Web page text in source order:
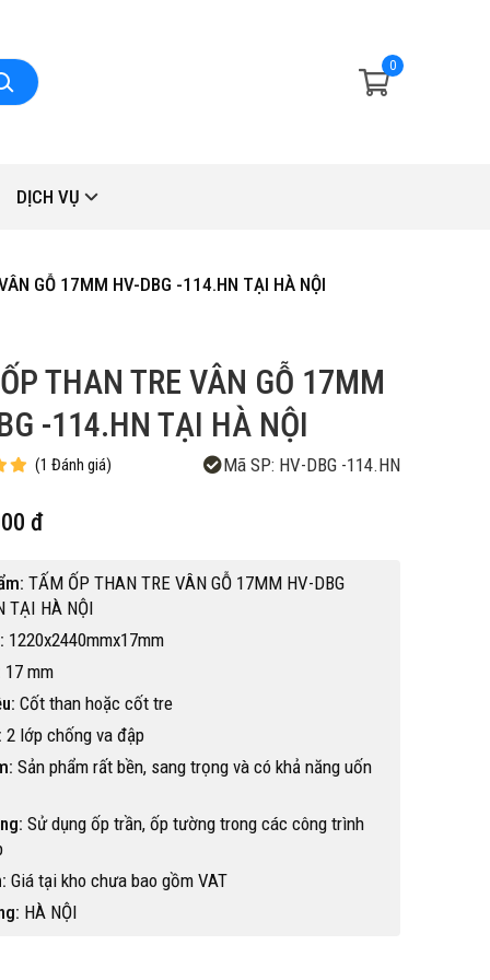
0
DỊCH VỤ
GỖ 17MM HV-DBG -114.HN TẠI HÀ NỘI
THAN TRE VÂN GỖ 17MM
-114.HN TẠI HÀ NỘI
(1 Đánh giá) Mã SP: HV-DBG -114.HN
đ
TẤM ỐP THAN TRE VÂN GỖ 17MM HV-DBG
TẠI HÀ NỘI
1220x2440mmx17mm
17 mm
Cốt than hoặc cốt tre
2 lớp chống va đập
Sản phẩm rất bền, sang trọng và có khả năng uốn
Sử dụng ốp trần, ốp tường trong các công trình
Giá tại kho chưa bao gồm VAT
HÀ NỘI